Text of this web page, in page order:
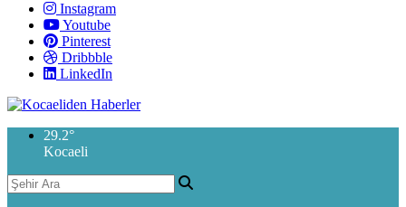
Instagram
Youtube
Pinterest
Dribbble
LinkedIn
29.2°
Kocaeli